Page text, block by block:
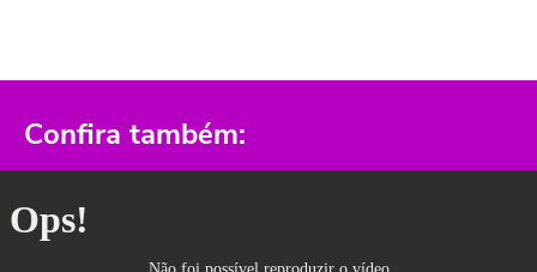
Confira também: